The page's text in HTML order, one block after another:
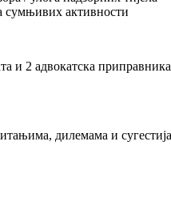
сумњивих активности
и 2 адвокатска
дилемама и